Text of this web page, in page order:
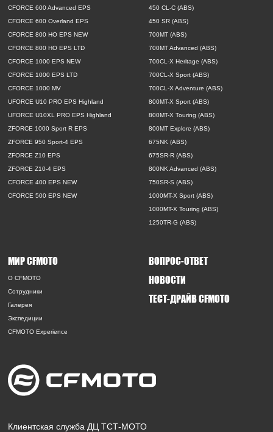
Клиентская служба ДЦ ТСТ-МОТО
CFORCE 600 Advanced EPS
CFORCE 600 Overland EPS
CFORCE 800 HO EPS NEW
CFORCE 800 HO EPS LTD
CFORCE 1000 EPS NEW
CFORCE 1000 EPS LTD
CFORCE 1000 MV
UFORCE U10 PRO EPS Highland
UFORCE U10XL PRO EPS Highland
ZFORCE 1000 Sport R EPS
ZFORCE 950 Sport-4 EPS
ZFORCE Z10 EPS
ZFORCE Z10-4 EPS
CFORCE 400 EPS NEW
CFORCE 500 EPS NEW
450 CL-C (ABS)
450 SR (ABS)
700MT (ABS)
700MT Advanced (ABS)
700CL-X Heritage (ABS)
700CL-X Sport (ABS)
700CL-X Adventure (ABS)
800MT-X Sport (ABS)
800MT-X Touring (ABS)
800MT Explore (ABS)
675NK (ABS)
675SR-R (ABS)
800NK Advanced (ABS)
750SR-S (ABS)
1000MT-X Sport (ABS)
1000MT-X Touring (ABS)
1250TR-G (ABS)
МИР CFMOTO
O CFMOTO
Сотрудники
Галерея
Экспедиции
CFMOTO Experience
ВОПРОС-ОТВЕТ
НОВОСТИ
ТЕСТ-ДРАЙВ CFMOTO